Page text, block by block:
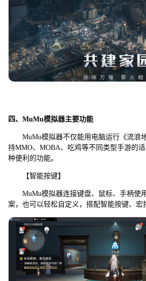
四、MuMu模拟器主要功能
MuMu模拟器不仅能用电脑运行《流浪
持MMO、MOBA、吃鸡等不同类型手游的
种便利的功能。
【智能按键】
MuMu模拟器连接键盘、鼠标、手柄使
案，也可以轻松自定义，搭配智能按键、宏